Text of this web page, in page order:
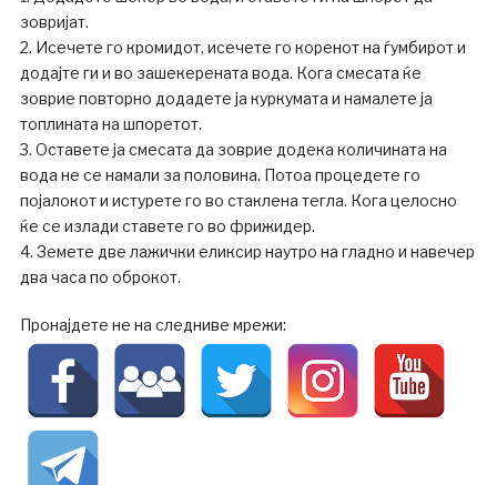
зовријат.
2. Исечете го кромидот, исечете го коренот на ѓумбирот и
додајте ги и во зашекерената вода. Кога смесата ќе
зоврие повторно додадете ја куркумата и намалете ја
топлината на шпоретот.
3. Оставете ја смесата да зоврие додека количината на
вода не се намали за половина. Потоа процедете го
појалокот и истурете го во стаклена тегла. Кога целосно
ќе се излади ставете го во фрижидер.
4. Земете две лажички еликсир наутро на гладно и навечер
два часа по оброкот.
Пронајдете не на следниве мрежи: